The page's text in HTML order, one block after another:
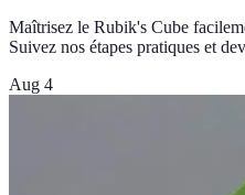
Maîtrisez le Rubik's Cube
Suivez nos étapes pratiques et
Aug 4